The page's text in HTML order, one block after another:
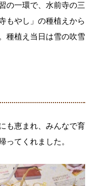
の一環で、水前寺の三
もやし」の種植えから
種植え当日は雪の吹雪
も恵まれ、みんなで育
ってくれました。